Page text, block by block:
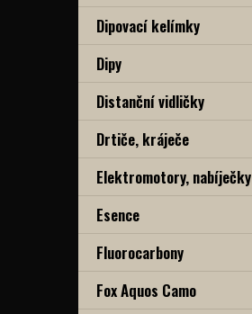
Dipovací kelímky
Dipy
Distanční vidličky
Drtiče, kráječe
Elektromotory, nabíječky
Esence
Fluorocarbony
Fox Aquos Camo